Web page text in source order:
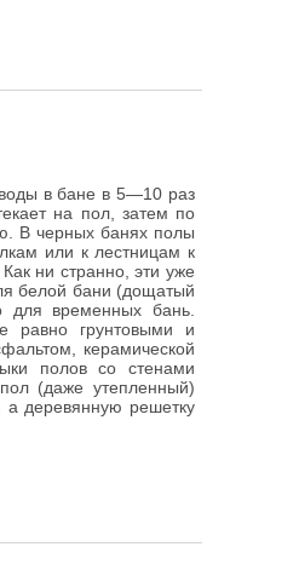
в бане в 5—10 раз
на пол, затем по
В черных банях полы
или к лестницам к
ни странно, эти уже
белой бани (дощатый
для временных бань.
равно грунтовыми и
керамической
полов со стенами
(даже утепленный)
а деревянную решетку